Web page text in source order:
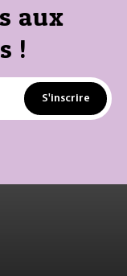
aux
!
S'inscrire